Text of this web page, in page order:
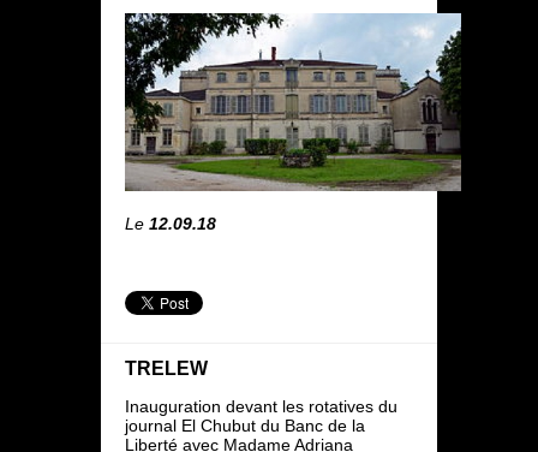
Le 12.09.18
TRELEW
Inauguration devant les rotatives du
journal El Chubut du Banc de la
Liberté avec Madame Adriana